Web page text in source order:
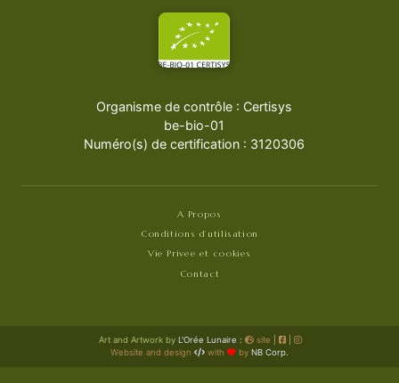
Organisme de contrôle : Certisys
be-bio-01
Numéro(s) de certification : 3120306
A Propos
Conditions d’utilisation
Vie Privee et cookies
Contact
Art and Artwork by L'Orée Lunaire : site
Website and design
with by NB Corp.